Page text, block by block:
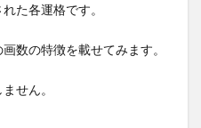
た各運格です。
数の特徴を載せてみます。
せん。